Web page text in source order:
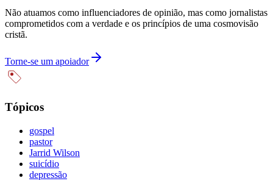
Não atuamos como influenciadores de opinião, mas como jornalistas
comprometidos com a verdade e os princípios de uma cosmovisão
cristã.
Torne-se um apoiador
Tópicos
gospel
pastor
Jarrid Wilson
suicídio
depressão